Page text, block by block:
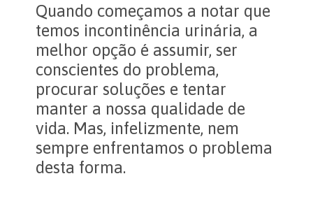
Quando começamos a notar que
temos incontinência urinária, a
melhor opção é assumir, ser
conscientes do problema,
procurar soluções e tentar
manter a nossa qualidade de
vida. Mas, infelizmente, nem
sempre enfrentamos o problema
desta forma.